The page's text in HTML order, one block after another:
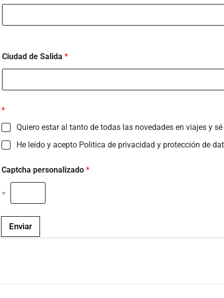
Ciudad de Salida *
*
Quiero estar al tanto de todas las novedades en viajes y
He leído y acepto Politica de privacidad y protección de
Captcha personalizado *
=
Enviar